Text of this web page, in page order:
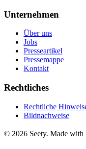
Unternehmen
Über uns
Jobs
Presseartikel
Pressemappe
Kontakt
Rechtliches
Rechtliche
Bildnachweise
© 2026 Seety. Made